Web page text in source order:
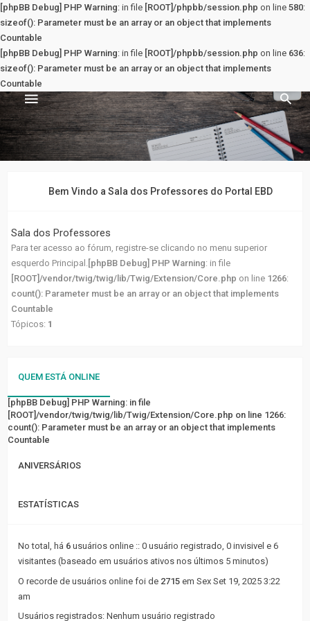
[phpBB Debug] PHP Warning: in file [ROOT]/phpbb/session.php on line 580:
sizeof(): Parameter must be an array or an object that implements
Countable
[phpBB Debug] PHP Warning: in file [ROOT]/phpbb/session.php on line 636:
sizeof(): Parameter must be an array or an object that implements
Countable
Sala dos Professores
Registrar
Entrar
resposta
Tópicos
ativos
LINKS
FAQ
do
Bem Vindo a Sala dos Professores do Portal EBD
Sala dos Professores
Para ter acesso ao fórum, registre-se clicando no menu superior
esquerdo Principal. [phpBB Debug] PHP Warning: in file
[ROOT]/vendor/twig/twig/lib/Twig/Extension/Core.php on line 1266:
count(): Parameter must be an array or an object that implements
Countable
Tópicos: 1
QUEM ESTÁ ONLINE
[phpBB Debug] PHP Warning: in file
[ROOT]/vendor/twig/twig/lib/Twig/Extension/Core.php on line 1266:
count(): Parameter must be an array or an object that implements
Countable
ANIVERSÁRIOS
ESTATÍSTICAS
No total, há 6 usuários online :: 0 usuário registrado, 0 invisivel e 6
visitantes (baseado em usuários ativos nos últimos 5 minutos)
O recorde de usuários online foi de 2715 em Sex Set 19, 2025 3:22
am
Usuários registrados: Nenhum usuário registrado